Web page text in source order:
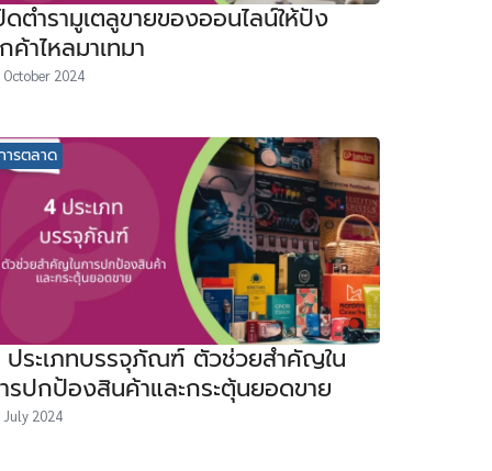
ดตำรามูเตลูขายของออนไลน์ให้ปัง
ค้าไหลมาเทมา
October 2024
ารตลาด
ระเภทบรรจุภัณฑ์ ตัวช่วยสำคัญใน
รปกป้องสินค้าและกระตุ้นยอดขาย
July 2024